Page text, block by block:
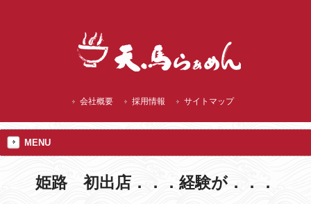
会社概要 採用情報 サイトマップ
MENU
姫路 初出店．．．経験が．．．